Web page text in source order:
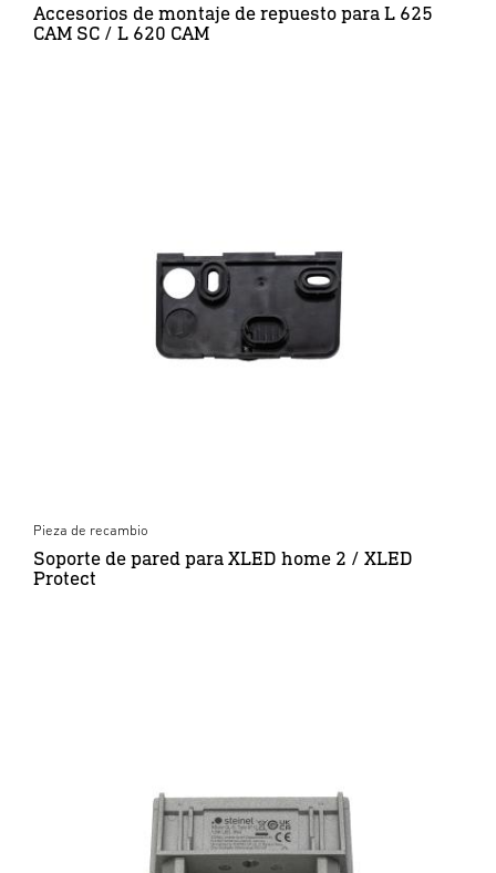
Accesorios de montaje de repuesto para L 625
CAM SC / L 620 CAM
Pieza de recambio
Soporte de pared para XLED home 2 / XLED
Protect